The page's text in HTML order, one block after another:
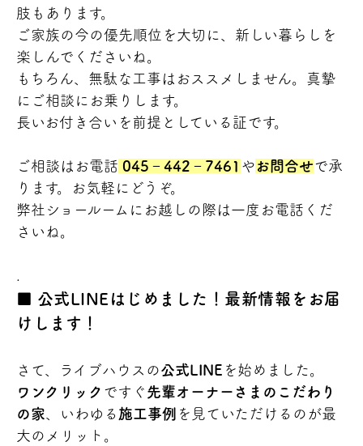
肢もあります。
ご家族の今の優先順位を大切に、新しい暮らしを
楽しんでくださいね。
もちろん、無駄な工事はおススメしません。真摯
にご相談にお乗りします。
長いお付き合いを前提としている証です。
ご相談はお電話 045‐442‐7461 や お問合せで承
ります。お気軽にどうぞ。
弊社ショールームにお越しの際は一度お電話くだ
さいね。
公式LINEはじめました！最新情報をお届
けします！
さて、ライブハウスの公式LINE を始めました。
ワンクリック ですぐ 先輩オーナーさまのこだわり
の家 、いわゆる 施工事例 を見ていただけるのが最
大のメリット。